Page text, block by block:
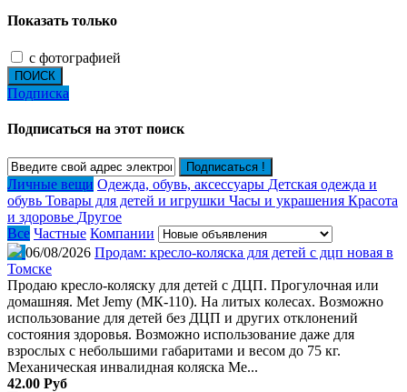
Показать только
с фотографией
ПОИСК
Подписка
Подписаться на этот поиск
Подписаться !
Личные вещи Одежда, обувь, аксессуары Детская одежда и
обувь Товары для детей и игрушки Часы и украшения Красота
и здоровье Другое
Все Частные Компании
06/08/2026 Продам: кресло-коляска для детей с дцп новая в
Томске
Продаю кресло-коляску для детей с ДЦП. Прогулочная или
домашняя. Met Jemy (МК-110). На литых колесах. Возможно
использование для детей без ДЦП и других отклонений
состояния здоровья. Возможно использование даже для
взрослых с небольшими габаритами и весом до 75 кг.
Механическая инвалидная коляска Me...
42.00 Руб